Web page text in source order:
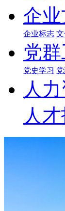
企
企业标志
党
党史学习
人
人